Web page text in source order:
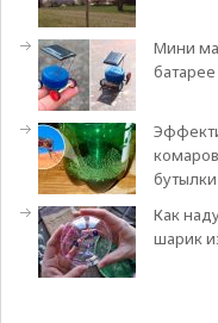
Мини
бутылки
Как
шарик